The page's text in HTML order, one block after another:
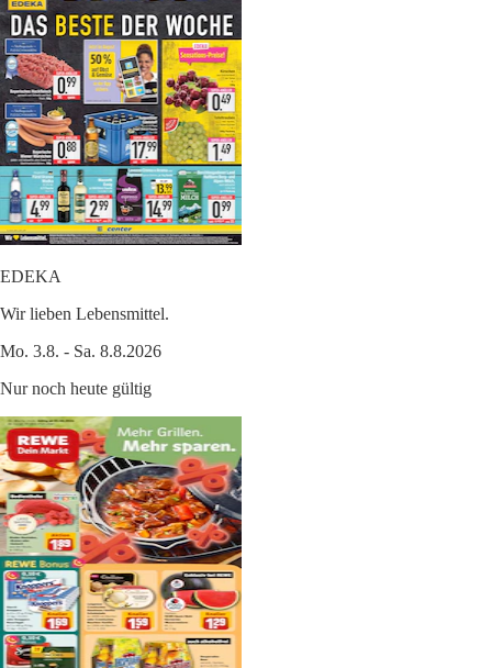
EDEKA
Wir lieben Lebensmittel.
Mo. 3.8. - Sa. 8.8.2026
Nur noch heute gültig